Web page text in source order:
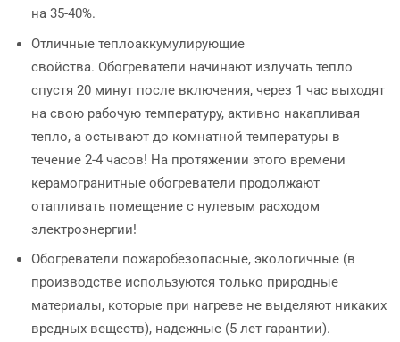
на 35-40%.
Отличные теплоаккумулирующие
свойства. Обогреватели начинают излучать тепло
спустя 20 минут после включения, через 1 час выходят
на свою рабочую температуру, активно накапливая
тепло, а остывают до комнатной температуры в
течение 2-4 часов! На протяжении этого времени
керамогранитные обогреватели продолжают
отапливать помещение с нулевым расходом
электроэнергии!
Обогреватели пожаробезопасные, экологичные (в
производстве используются только природные
материалы, которые при нагреве не выделяют никаких
вредных веществ), надежные (5 лет гарантии).